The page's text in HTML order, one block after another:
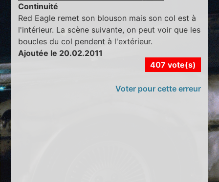
Continuité
Red Eagle remet son blouson mais son col est à
l'intérieur. La scène suivante, on peut voir que les
boucles du col pendent à l'extérieur.
Ajoutée le 20.02.2011
407 vote(s)
Voter pour cette erreur